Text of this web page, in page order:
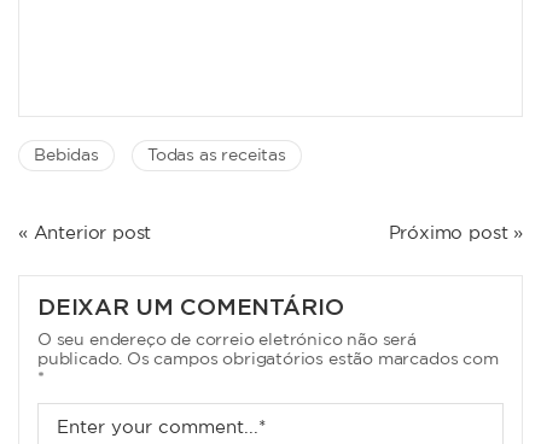
Bebidas Todas as receitas
NAVEGAÇÃO
ARTIGOS
« Anterior post Próximo post »
DEIXAR UM COMENTÁRIO
O seu endereço de correio eletrónico não será
publicado. Os campos obrigatórios estão marcados com
*